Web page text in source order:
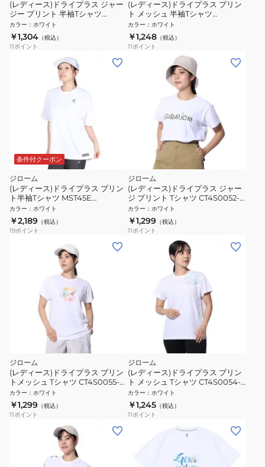
(レディース)ドライプラス ジャー
ジー プリント 半袖Tシャツ
CT4S0094-TR864-GRCD WHT
カラー ： ホワイト
￥1,304 （税込）
11ポイント
(レディース)ドライプラス プリン
ト メッシュ 半袖Tシャツ
CT4S0096-TR864-GRCD WHT
カラー ： ホワイト
￥1,248 （税込）
11ポイント
条件付クーポン
ジローム
(レディース)ドライプラス プリン
ト半袖Tシャツ MST45E
CT5S0034-TR864-GRES WHT
カラー ： ホワイト
￥2,189 （税込）
19ポイント
ジローム
(レディース)ドライプラス ジャー
ジ プリント Tシャツ CT4S0052-
TR864-GRCD WHT
カラー ： ホワイト
￥1,299 （税込）
11ポイント
ジローム
(レディース)ドライプラス プリン
トメッシュ Tシャツ CT4S0055-
TR864-GRCD WHT
カラー ： ホワイト
￥1,299 （税込）
11ポイント
ジローム
(レディース)ドライプラス プリン
ト メッシュ Tシャツ CT4S0054-
TR864-GRCD WHT
カラー ： ホワイト
￥1,245 （税込）
11ポイント